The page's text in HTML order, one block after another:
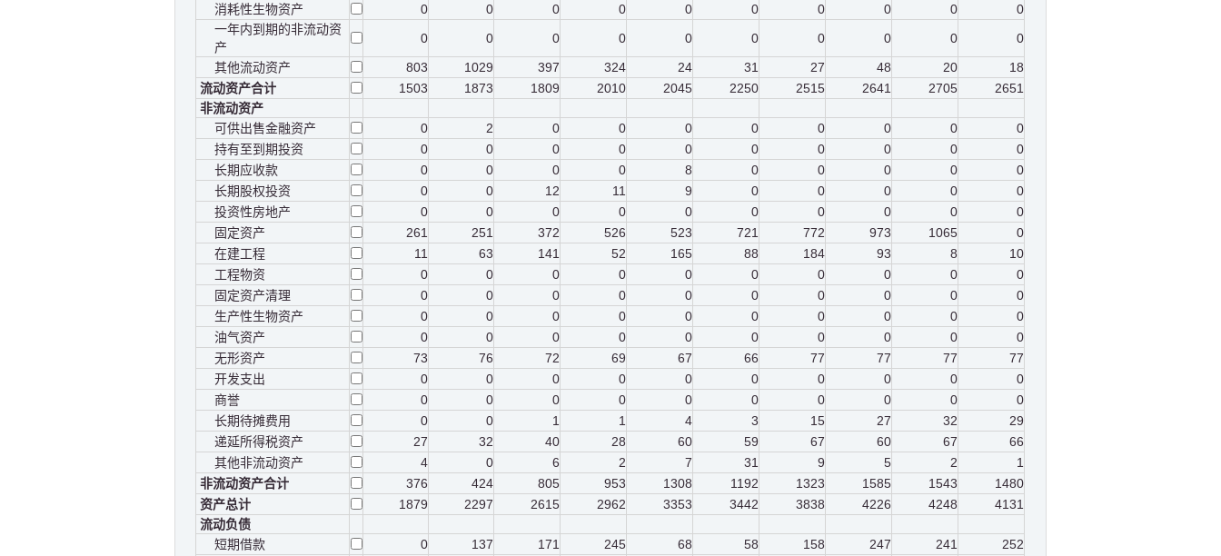
消耗性生物资产
0 0 0 0 0 0 0 0 0
0
一年内到期的非流动资
产
0 0 0 0 0 0 0 0 0
0
其他流动资产
803 1029 397 324 24 31 27 48 20
18
流动资产合计
1503 1873 1809 2010 2045 2250 2515 2641 2705
2651
非流动资产
可供出售金融资产
0 2 0 0 0 0 0 0 0
0
持有至到期投资
0 0 0 0 0 0 0 0 0
0
长期应收款
0 0 0 0 8 0 0 0 0
0
长期股权投资
0 0 12 11 9 0 0 0 0
0
投资性房地产
0 0 0 0 0 0 0 0 0
0
固定资产
261 251 372 526 523 721 772 973 1065
0
在建工程
11 63 141 52 165 88 184 93 8
10
工程物资
0 0 0 0 0 0 0 0 0
0
固定资产清理
0 0 0 0 0 0 0 0 0
0
生产性生物资产
0 0 0 0 0 0 0 0 0
0
油气资产
0 0 0 0 0 0 0 0 0
0
无形资产
73 76 72 69 67 66 77 77 77
77
开发支出
0 0 0 0 0 0 0 0 0
0
商誉
0 0 0 0 0 0 0 0 0
0
长期待摊费用
0 0 1 1 4 3 15 27 32
29
递延所得税资产
27 32 40 28 60 59 67 60 67
66
其他非流动资产
4 0 6 2 7 31 9 5 2
1
非流动资产合计
376 424 805 953 1308 1192 1323 1585 1543
1480
资产总计
1879 2297 2615 2962 3353 3442 3838 4226 4248
4131
流动负债
短期借款
0 137 171 245 68 58 158 247 241
252